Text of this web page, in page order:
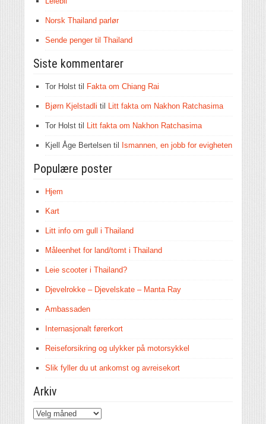
Norsk Thailand parlør
Sende penger til Thailand
Siste kommentarer
Tor Holst til Fakta om Chiang Rai
Bjørn Kjelstadli til Litt fakta om Nakhon Ratchasima
Tor Holst til Litt fakta om Nakhon Ratchasima
Kjell Åge Bertelsen til Ismannen, en jobb for evigheten
Populære poster
Hjem
Kart
Litt info om gull i Thailand
Måleenhet for land/tomt i Thailand
Leie scooter i Thailand?
Djevelrokke – Djevelskate – Manta Ray
Ambassaden
Internasjonalt førerkort
Reiseforsikring og ulykker på motorsykkel
Slik fyller du ut ankomst og avreisekort
Arkiv
Arkiv